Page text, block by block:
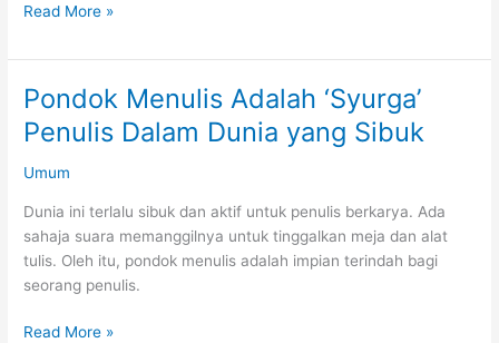
Idea
Kreativiti
Tidak
Datang
Bergolek
Read More »
Pondok Menulis Adalah ‘Syurga’
Penulis Dalam Dunia yang Sibuk
Umum
Dunia ini terlalu sibuk dan aktif untuk penulis berkarya. Ada
sahaja suara memanggilnya untuk tinggalkan meja dan alat
tulis. Oleh itu, pondok menulis adalah impian terindah bagi
seorang penulis.
Pondok
Read More »